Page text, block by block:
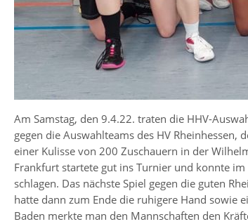
Am Samstag, den 9.4.22. traten die HHV-
gegen die Auswahlteams des HV Rheinhessen,
einer Kulisse von 200 Zuschauern in der
Frankfurt startete gut ins Turnier und konnte
schlagen. Das nächste Spiel gegen die guten
hatte dann zum Ende die ruhigere Hand sowie
Baden merkte man den Mannschaften den